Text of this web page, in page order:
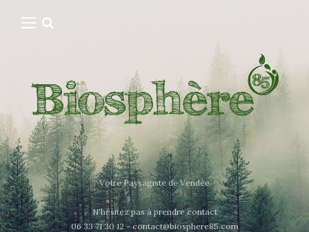
Votre Paysagiste de Vendée
N'hésitez pas à prendre contact
06 33 71 30 12 - contact@biosphere85.com